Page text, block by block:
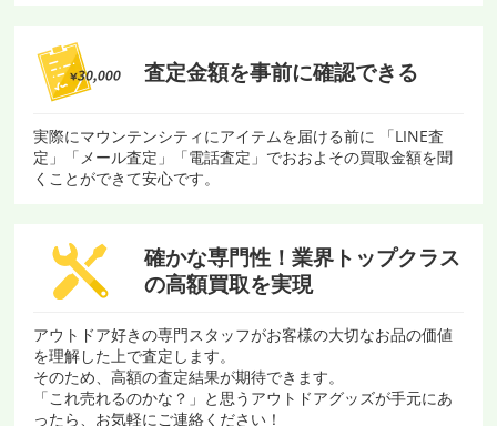
査定金額を事前に確認できる
実際にマウンテンシティにアイテムを届ける前に 「LINE査
定」「メール査定」「電話査定」でおおよその買取金額を聞
くことができて安心です。
確かな専門性！ 業界トップクラス
の高額買取を実現
アウトドア好きの専門スタッフがお客様の大切なお品の価値
を理解した上で査定します。
そのため、高額の査定結果が期待できます。
「これ売れるのかな？」と思うアウトドアグッズが手元にあ
ったら、お気軽にご連絡ください！